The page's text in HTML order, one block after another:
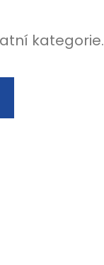
kategorie.